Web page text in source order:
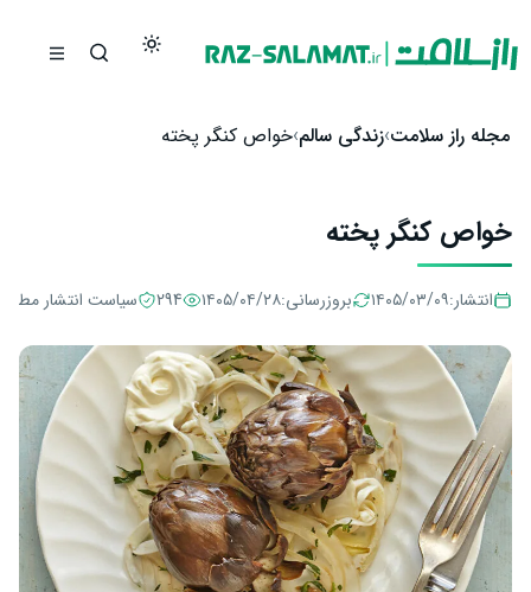
مجله راز سلامت زندگی سالم خواص کنگر پخته
خواص کنگر پخته
انتشار:۱۴۰۵/۰۳/۰۹ بروزرسانی:۱۴۰۵/۰۴/۲۸ 294 سیاست انتشار